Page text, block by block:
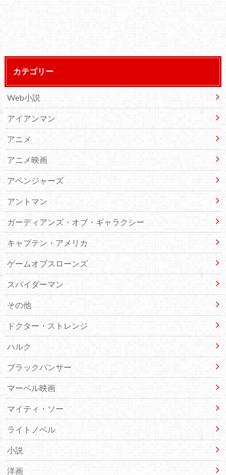
カテゴリー
Web小説
アイアンマン
アニメ
アニメ映画
アベンジャーズ
アントマン
ガーディアンズ・オブ・ギャラクシー
キャプテン・アメリカ
ゲームオブスローンズ
スパイダーマン
その他
ドクター・ストレンジ
ハルク
ブラックパンサー
マーベル映画
マイティ・ソー
ライトノベル
小説
洋画